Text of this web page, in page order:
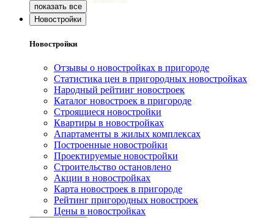
Новостройки
Новостройки
Отзывы о новостройках в пригороде
Статистика цен в пригородных новостройках
Народный рейтинг новостроек
Каталог новостроек в пригороде
Строящиеся новостройки
Квартиры в новостройках
Апартаменты в жилых комплексах
Построенные новостройки
Проектируемые новостройки
Строительство остановлено
Акции в новостройках
Карта новостроек в пригороде
Рейтинг пригородных новостроек
Цены в новостройках